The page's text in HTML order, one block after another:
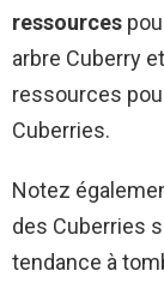
ressources
arbre Cuberry
ressources
Cuberries.
Notez
des Cuberries
tendance à